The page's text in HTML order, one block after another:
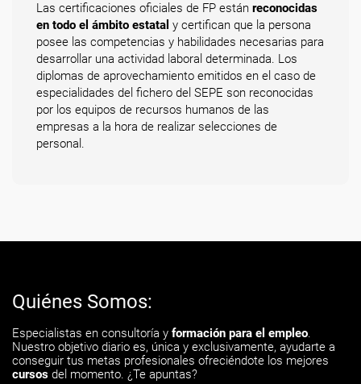
Las certificaciones oficiales de FP están reconocidas
en todo el ámbito estatal y certifican que la persona
posee las competencias y habilidades necesarias para
desarrollar una actividad laboral determinada. Los
diplomas de aprovechamiento emitidos en el caso de
especialidades del fichero del SEPE son reconocidas
por los equipos de recursos humanos de las
empresas a la hora de realizar selecciones de
personal.
Quiénes Somos:
Especialistas en consultoría y formación para el empleo.
Nuestro objetivo diario es, única y exclusivamente, ayudarte a
conseguir tus metas profesionales ofreciéndote los mejores
cursos del momento. ¿Te apuntas?